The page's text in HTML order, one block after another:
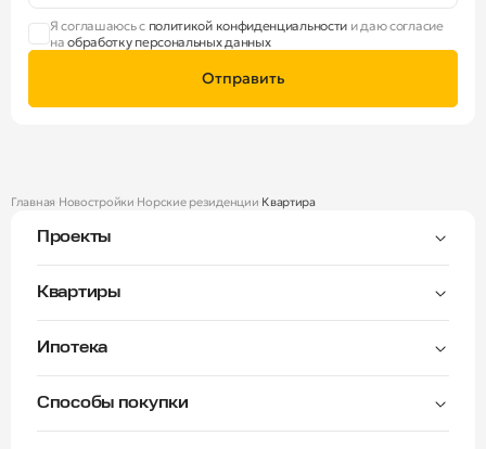
Я соглашаюсь с политикой конфиденциальности и даю согласие
наобработку персональных данных
Отправить
Главная Новостройки Норские резиденции Квартира
Проекты
Тверицы
Норские резиденции
Квартиры
Окна на две стороны
Ипотека
Способы покупки